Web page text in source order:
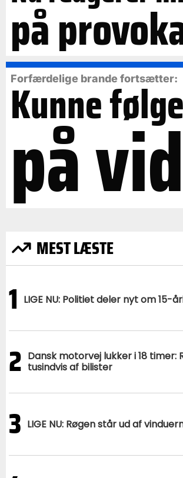
på
Forfærdelige brande fortsætter:
Kunne
på
MEST LÆSTE
1 LIGE NU: Politiet deler nyt om 15-
2 Dansk motorvej lukker i 18 timer:
tusindvis af bilister
3 LIGE NU: Røgen står ud af